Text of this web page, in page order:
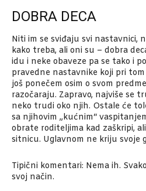
DOBRA DECA
Niti im se sviđaju svi nastavnici,
kako treba, ali oni su – dobra
idu i neke obaveze pa se tako i
pravedne nastavnike koji pri
još ponečem osim o svom
razočaraju. Zapravo, najviše se
neko trudi oko njih. Ostale će
sa njihovim „kućnim“
obrate roditeljima kad zaškripi,
sitnicu. Uglavnom ne kriju svoje
Tipični komentari: Nema ih.
svoj način.